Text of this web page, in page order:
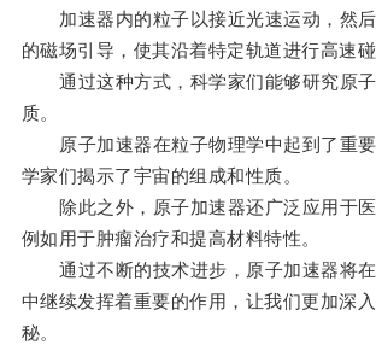
加速器内的粒子以接近光速运动，然后
的磁场引导，使其沿着特定轨道进行高速碰
通过这种方式，科学家们能够研究原子
质。
原子加速器在粒子物理学中起到了重要
学家们揭示了宇宙的组成和性质。
除此之外，原子加速器还广泛应用于医
例如用于肿瘤治疗和提高材料特性。
通过不断的技术进步，原子加速器将在
中继续发挥着重要的作用，让我们更加深
秘。